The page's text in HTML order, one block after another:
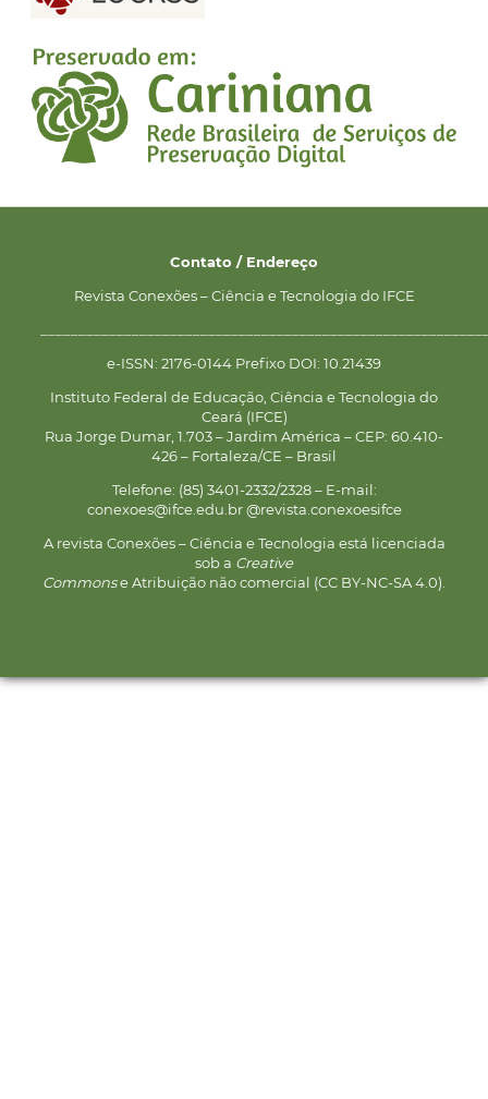
Contato / Endereço
Revista Conexões – Ciência e Tecnologia do IFCE
e-ISSN: 2176-0144 Prefixo DOI: 10.21439
Instituto Federal de Educação, Ciência e Tecnologia do
Ceará (IFCE)
Rua Jorge Dumar, 1.703 – Jardim América – CEP: 60.410-
426 – Fortaleza/CE – Brasil
Telefone: (85) 3401-2332/2328 – E-mail:
conexoes@ifce.edu.br @revista.conexoesifce
A revista Conexões – Ciência e Tecnologia está licenciada
sob a Creative
Commonse Atribuição não comercial (CC BY-NC-SA 4.0).